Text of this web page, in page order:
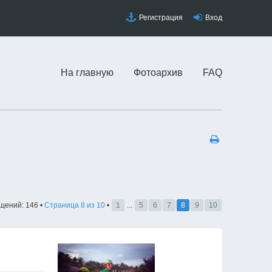
Регистрация Вход
На главную Фотоархив FAQ
146 • Страница 8 из 10 • 1 ... 5 6 7 8 9 10